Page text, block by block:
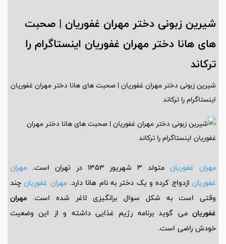
شیرین زبونی دختر مهران غفوریان | صحبت
های هانا دختر مهران غفوریان اینستاگرام را
ترکاند
شیرین زبونی دختر مهران غفوریان | صحبت های هانا دختر مهران غفوریان
اینستاگرام را ترکاند
مهران غفوریانمتولد 3 شهریور 1353 در تهران است.
مهران
غفوریانازدواج کرده و یک دختر به نام هانا دارد.مهران غفوریانچند
وقتی است به شکل سوال برانگیزی لاغر شده است. مهران
غفوریان می گوید برنامه رژیم غذایی داشته و از این وضعیت
خودش راضی است.